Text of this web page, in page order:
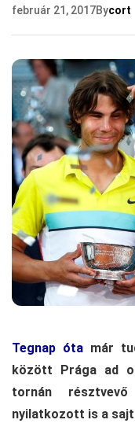
február 21, 2017Bycort
Tegnap óta már
között Prága ad
tornán
nyilatkozott is a